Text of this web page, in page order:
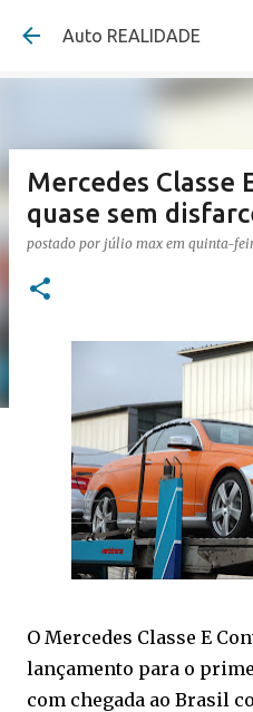
Pular para o
Auto REALIDADE
Mercedes Classe
quase sem
postado por júlio max em quinta-
O Mercedes Classe E
lançamento para o
com chegada ao Brasil